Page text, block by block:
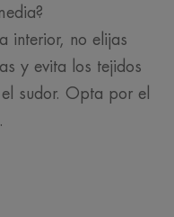
interior, no elijas
y evita los tejidos
sudor. Opta por el